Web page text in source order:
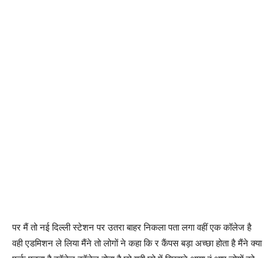
पर मैं तो नई दिल्ली स्टेशन पर उतरा बाहर निकला पता लगा वहीं एक कॉलेज है
वही एडमिशन ले लिया मैंने तो लोगों ने कहा कि र कैंपस बड़ा अच्छा होता है मैंने क्या